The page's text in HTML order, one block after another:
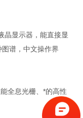
显示器，能直接显
谱，中文操作界
全息光栅、*的高性